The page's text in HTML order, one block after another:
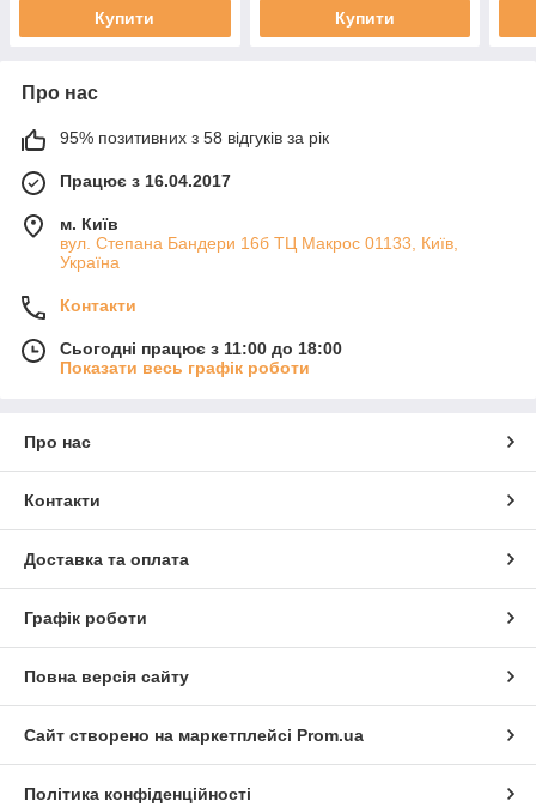
Купити Купити
Про нас
95% позитивних з 58 відгуків за рік
Працює з 16.04.2017
м. Київ
вул. Степана Бандери 16б ТЦ Макрос 01133, Київ,
Україна
Контакти
Сьогодні працює з 11:00 до 18:00
Показати весь графік роботи
Про нас
Контакти
Доставка та оплата
Графік роботи
Повна версія сайту
Сайт створено на маркетплейсі Prom.ua
Політика конфіденційності